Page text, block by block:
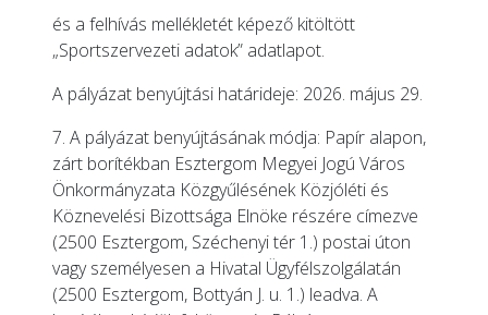
és a felhívás mellékletét képező kitöltött
„Sportszervezeti adatok” adatlapot.
A pályázat benyújtási határideje: 2026. május 29.
7. A pályázat benyújtásának módja: Papír alapon,
zárt borítékban Esztergom Megyei Jogú Város
Önkormányzata Közgyűlésének Közjóléti és
Köznevelési Bizottsága Elnöke részére címezve
(2500 Esztergom, Széchenyi tér 1.) postai úton
vagy személyesen a Hivatal Ügyfélszolgálatán
(2500 Esztergom, Bottyán J. u. 1.) leadva. A